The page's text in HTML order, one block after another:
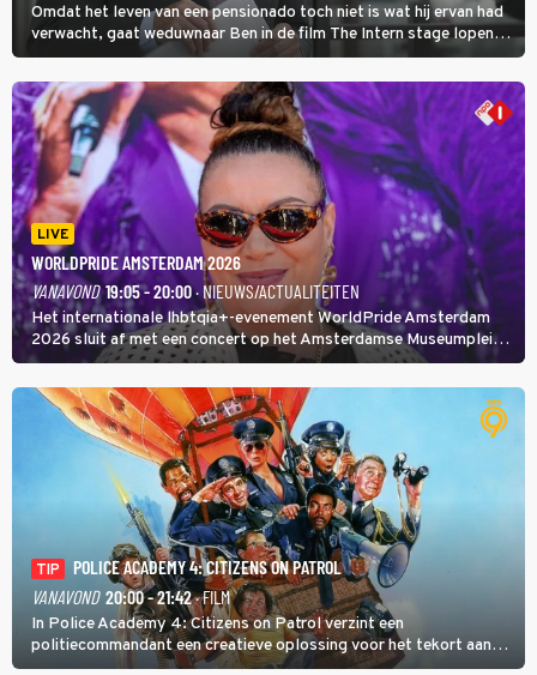
Omdat het leven van een pensionado toch niet is wat hij ervan had
verwacht, gaat weduwnaar Ben in de film The Intern stage lopen
bij de hippe webwinkel van Jules, wat een gouden zet blijkt te zijn.
LIVE
WORLDPRIDE AMSTERDAM 2026
VANAVOND 19:05 - 20:00· NIEUWS/ACTUALITEITEN
Het internationale lhbtqia+-evenement WorldPride Amsterdam
2026 sluit af met een concert op het Amsterdamse Museumplein.
Anita Doth is een van de optredende artiesten. In de jaren 90
veroverde ze de wereld als zangeres van 2Unlimited.
TIP
POLICE ACADEMY 4: CITIZENS ON PATROL
VANAVOND 20:00 - 21:42· FILM
In Police Academy 4: Citizens on Patrol verzint een
politiecommandant een creatieve oplossing voor het tekort aan
agenten.